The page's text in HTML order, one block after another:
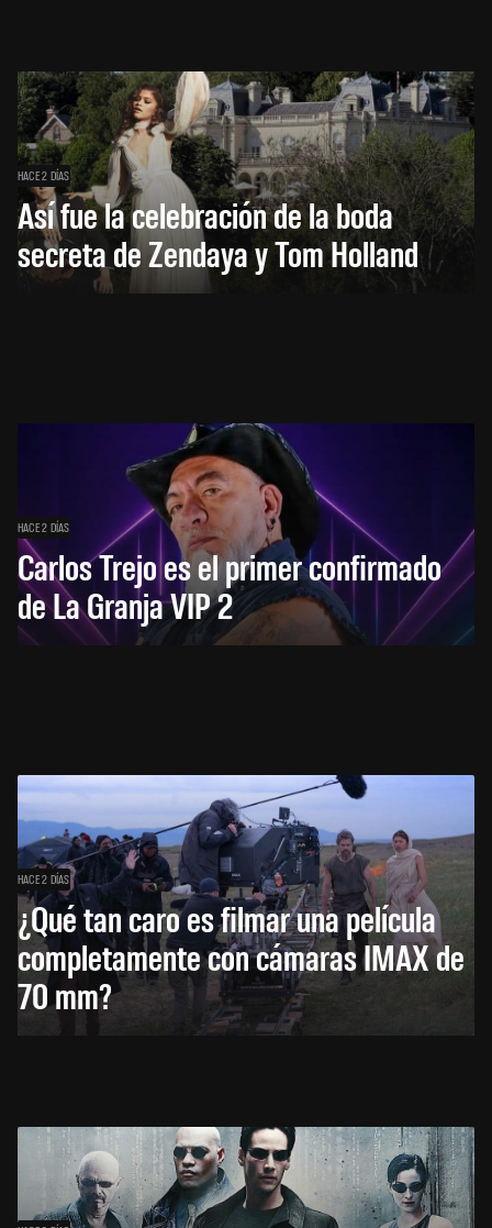
HACE 2 DÍAS
Así fue la celebración de la boda
secreta de Zendaya y Tom Holland
HACE 2 DÍAS
Carlos Trejo es el primer confirmado
de La Granja VIP 2
HACE 2 DÍAS
¿Qué tan caro es filmar una película
completamente con cámaras IMAX de
70 mm?